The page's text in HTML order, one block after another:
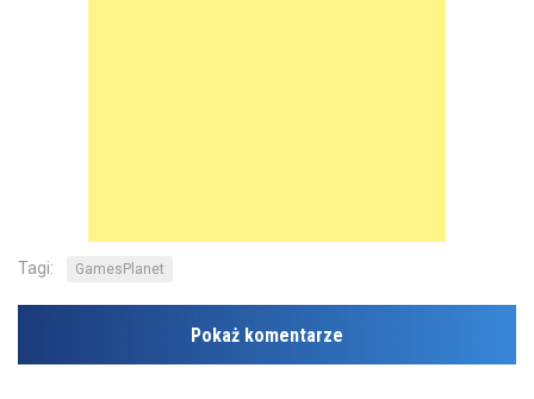
Tagi: GamesPlanet
Pokaż komentarze